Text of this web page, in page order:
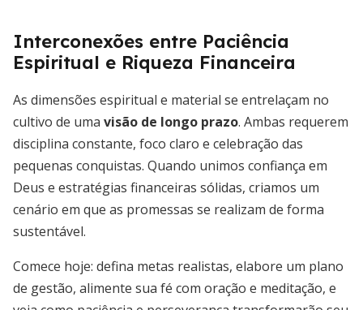
Interconexões entre Paciência
Espiritual e Riqueza Financeira
As dimensões espiritual e material se entrelaçam no
cultivo de uma visão de longo prazo. Ambas requerem
disciplina constante, foco claro e celebração das
pequenas conquistas. Quando unimos confiança em
Deus e estratégias financeiras sólidas, criamos um
cenário em que as promessas se realizam de forma
sustentável.
Comece hoje: defina metas realistas, elabore um plano
de gestão, alimente sua fé com oração e meditação, e